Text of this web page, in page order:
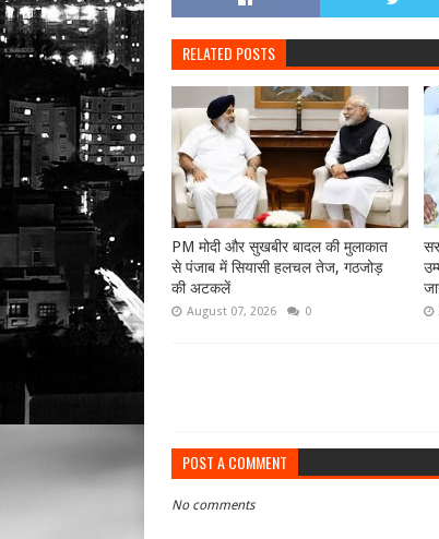
RELATED POSTS
PM मोदी और सुखबीर बादल की मुलाकात
से पंजाब में सियासी हलचल तेज, गठजोड़
की अटकलें
August 07, 2026 0
POST A COMMENT
No comments